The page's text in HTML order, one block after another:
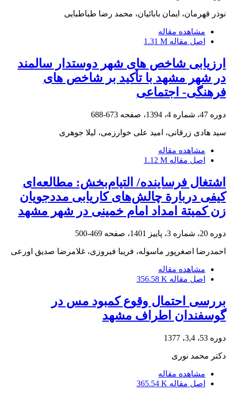
نوذر قهرمان، ایمان بابائیان، محمد رضا طباطبایی
مشاهده مقاله
اصل مقاله 1.31 M
ارزیابی شاخص های شهر دوستدار سالمند
در شهر مشهد با تأکید بر شاخص های
فرهنگی- اجتماعی
دوره 47، شماره 4، 1394، صفحه 673-688
سید هادی زرقانی، امید علی خوارزمی، لیلا جوهری
مشاهده مقاله
اصل مقاله 1.12 M
اشتغال فرساینده/ التیام‌بخش: مطالعه‌ای
کیفی دربارة چالش‌های کاریابی مددجویان
زن کمیتة امداد امام خمینی در شهر مشهد
دوره 20، شماره 3، پاییز 1401، صفحه 469-500
احمدرضا اصغرپور ماسوله، فریبا فیروزی، غلامرضا صدیق اورعی
مشاهده مقاله
اصل مقاله 356.58 K
بررسی احتمال وقوع کمبود مس در
گوسفندان اطراف مشهد
دوره 53، 3,4، 1377
دکتر محمد نوری
مشاهده مقاله
اصل مقاله 365.54 K